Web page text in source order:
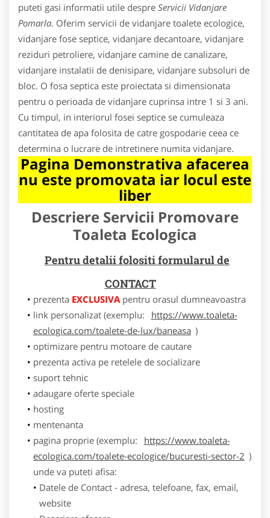
puteti gasi informatii utile despre Servicii Vidanjare
Pomarla. Oferim servicii de vidanjare toalete ecologice,
vidanjare fose septice, vidanjare decantoare, vidanjare
reziduri petroliere, vidanjare camine de canalizare,
vidanjare instalatii de denisipare, vidanjare subsoluri de
bloc. O fosa septica este proiectata si dimensionata
pentru o perioada de vidanjare cuprinsa intre 1 si 3 ani.
Cu timpul, in interiorul fosei septice se cumuleaza
cantitatea de apa folosita de catre gospodarie ceea ce
determina o lucrare de intretinere numita vidanjare.
Pagina Demonstrativa afacerea
nu este promovata iar locul este
liber
Descriere Servicii Promovare
Toaleta Ecologica
Pentru detalii folositi formularul de
CONTACT
prezenta EXCLUSIVApentru orasul dumneavoastra
link personalizat (exemplu:
https://www.toaleta-
ecologica.com/toalete-de-lux/baneasa )
optimizare pentru motoare de cautare
prezenta activa pe retelele de socializare
suport tehnic
adaugare oferte speciale
hosting
mentenanta
pagina proprie (exemplu:
https://www.toaleta-
ecologica.com/toalete-ecologice/bucuresti-sector-2 )
unde va puteti afisa:
Datele de Contact - adresa, telefoane, fax, email,
website